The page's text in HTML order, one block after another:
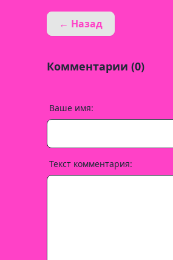
← Назад
Комментарии (0)
Ваше имя:
Текст комментария: